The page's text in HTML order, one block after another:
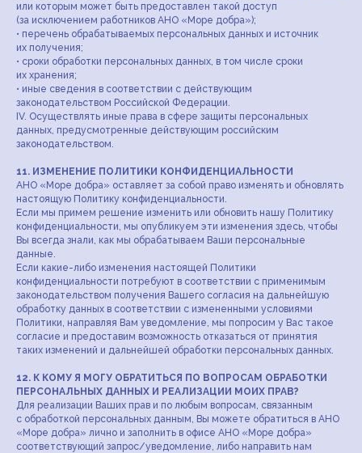
или которым может быть предоставлен такой доступ
(за исключением работников АНО «Море добра»);
• перечень обрабатываемых персональных данных и источник
их получения;
• сроки обработки персональных данных, в том числе сроки
их хранения;
• иные сведения в соответствии с действующим
законодательством Российской Федерации.
IV. Осуществлять иные права в сфере защиты персональных
данных, предусмотренные действующим российским
законодательством.
11. ИЗМЕНЕНИЕ ПОЛИТИКИ КОНФИДЕНЦИАЛЬНОСТИ
АНО «Море добра» оставляет за собой право изменять и обновлять
настоящую Политику конфиденциальности.
Если мы примем решение изменить или обновить нашу Политику
конфиденциальности, мы опубликуем эти изменения здесь, чтобы
Вы всегда знали, как мы обрабатываем Ваши персональные
данные.
Если какие-либо изменения настоящей Политики
конфиденциальности потребуют в соответствии с применимым
законодательством получения Вашего согласия на дальнейшую
обработку данных в соответствии с измененными условиями
Политики, направляя Вам уведомление, мы попросим у Вас такое
согласие и предоставим возможность отказаться от принятия
таких изменений и дальнейшей обработки персональных данных.
12. К КОМУ Я МОГУ ОБРАТИТЬCЯ ПО ВОПРОСАМ ОБРАБОТКИ
ПЕРСОНАЛЬНЫХ ДАННЫХ И РЕАЛИЗАЦИИ МОИХ ПРАВ?
Для реализации Ваших прав и по любым вопросам, связанным
с обработкой персональных данным, Вы можете обратиться в АНО
«Море добра» лично и заполнить в офисе АНО «Море добра»
соответствующий запрос/уведомление, либо направить нам